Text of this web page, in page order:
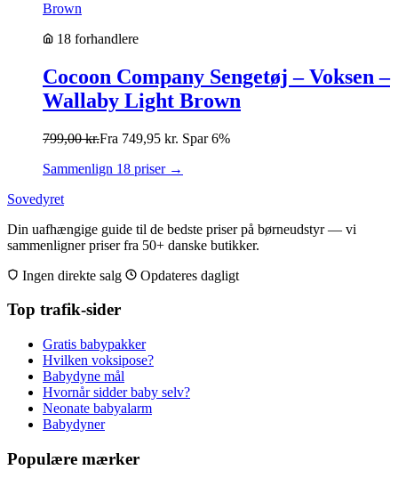
18 forhandlere
Cocoon Company Sengetøj – Voksen –
Wallaby Light Brown
799,00kr.Fra 749,95 kr. Spar 6%
Sammenlign 18 priser →
Sovedyret
Din uafhængige guide til de bedste priser på børneudstyr — vi
sammenligner priser fra 50+ danske butikker.
Ingen direkte salg
Opdateres dagligt
Top trafik-sider
Gratis babypakker
Hvilken voksipose?
Babydyne mål
Hvornår sidder baby selv?
Neonate babyalarm
Babydyner
Populære mærker